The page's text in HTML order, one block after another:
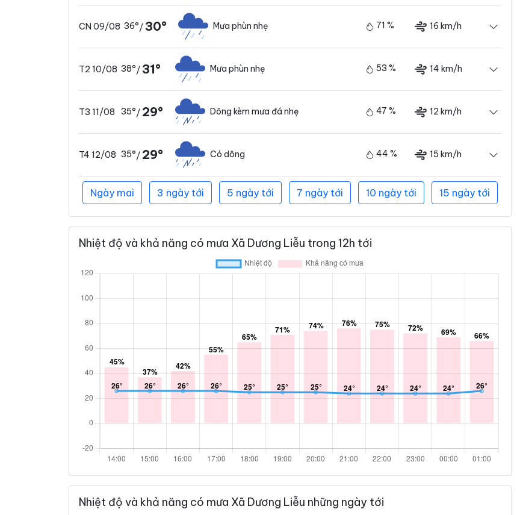
CN 09/08 36°/30° Mưa phùn nhẹ 71 % 16 km/h
T2 10/08 38°/31° Mưa phùn nhẹ 53 % 14 km/h
T3 11/08 35°/ 29° Dông kèm mưa đá nhẹ 47 % 12 km/h
T4 12/08 35°/ 29° Có dông 44 % 15 km/h
Ngày mai 3 ngày tới 5 ngày tới 7 ngày tới 10 ngày tới 15 ngày tới
Nhiệt độ và khả năng có mưa Xã Dương Liễu trong 12h tới
Nhiệt độ và khả năng có mưa Xã Dương Liễu những ngày tới